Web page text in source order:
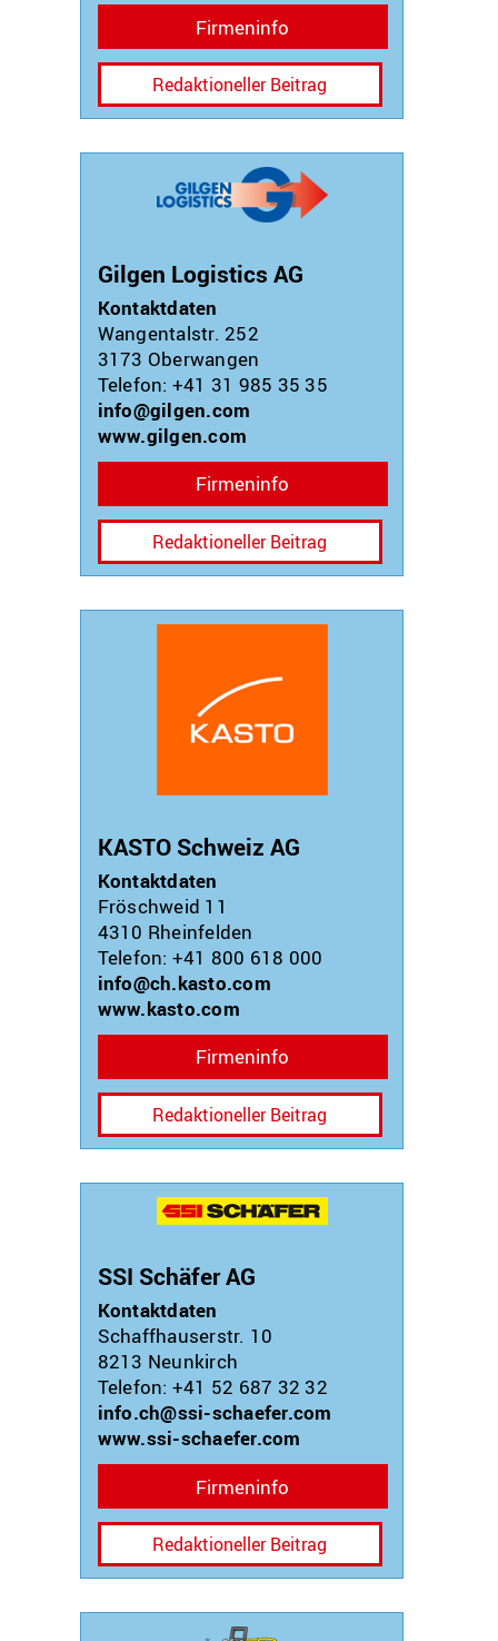
Firmeninfo
Redaktioneller Beitrag
Firmeninfo
Redaktioneller Beitrag
Gilgen Logistics AG
Kontaktdaten
Wangentalstr. 252
3173 Oberwangen
Telefon: +41 31 985 35 35
info@gilgen.com
www.gilgen.com
Firmeninfo
Redaktioneller Beitrag
KASTO Schweiz AG
Kontaktdaten
Fröschweid 11
4310 Rheinfelden
Telefon: +41 800 618 000
info@ch.kasto.com
www.kasto.com
Firmeninfo
Redaktioneller Beitrag
SSI Schäfer AG
Kontaktdaten
Schaffhauserstr. 10
8213 Neunkirch
Telefon: +41 52 687 32 32
info.ch@ssi-schaefer.com
www.ssi-schaefer.com